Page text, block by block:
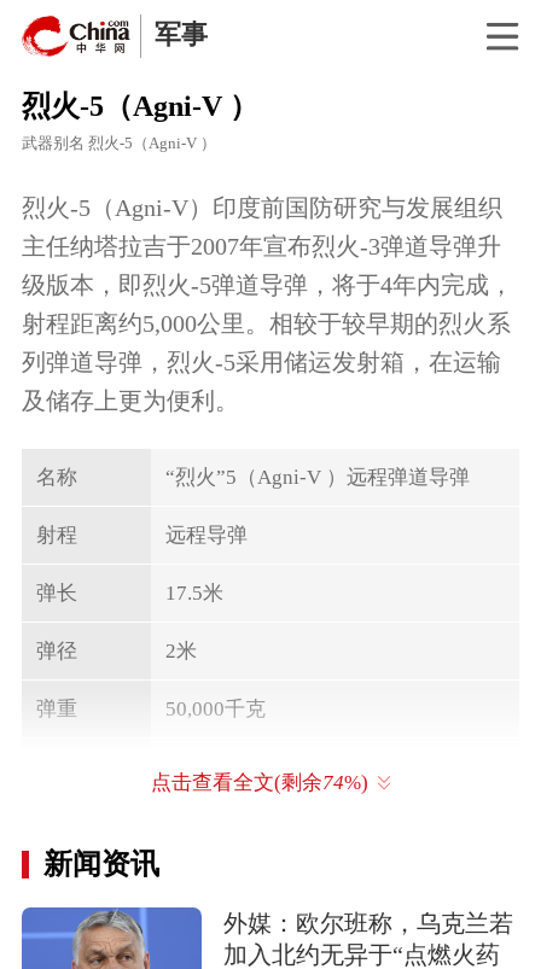
军事
烈火-5（Agni-V ）
武器别名 烈火-5（Agni-V ）
烈火-5（Agni-V）印度前国防研究与发展组织
主任纳塔拉吉于2007年宣布烈火-3弹道导弹升
级版本，即烈火-5弹道导弹，将于4年内完成，
射程距离约5,000公里。相较于较早期的烈火系
列弹道导弹，烈火-5采用储运发射箱，在运输
及储存上更为便利。
名称 “烈火”5（Agni-V ）远程弹道导弹
射程 远程导弹
弹长 17.5米
弹径 2米
弹重 50,000千克
相关武器
点击查看全文(剩余74%)
新闻资讯
外媒：欧尔班称，乌克兰若
加入北约无异于“点燃火药